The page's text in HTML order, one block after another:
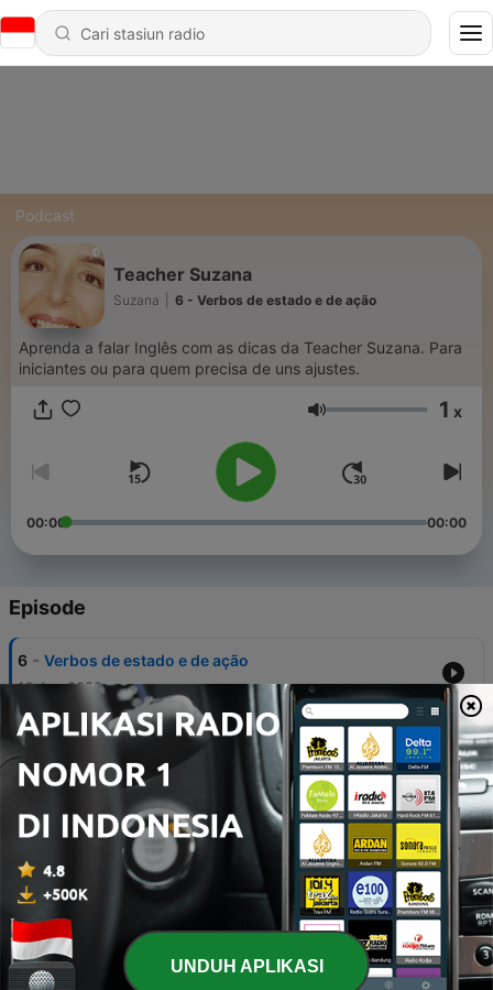
Podcast
Teacher Suzana
Suzana 6 - Verbos de estado e de ação
Aprenda a falar Inglês com as dicas da Teacher Suzana. Para
iniciantes ou para quem precisa de uns ajustes.
Volume 1 x
00:00 00:00
Episode
6 - Verbos de estado e de ação
16 Jun 2020
5 - Plural 2
22 Mei 2020
3 - Prática
20 Mei 2020
2 - Artigos
19 Mei 2020 UNDUH APLIKASI